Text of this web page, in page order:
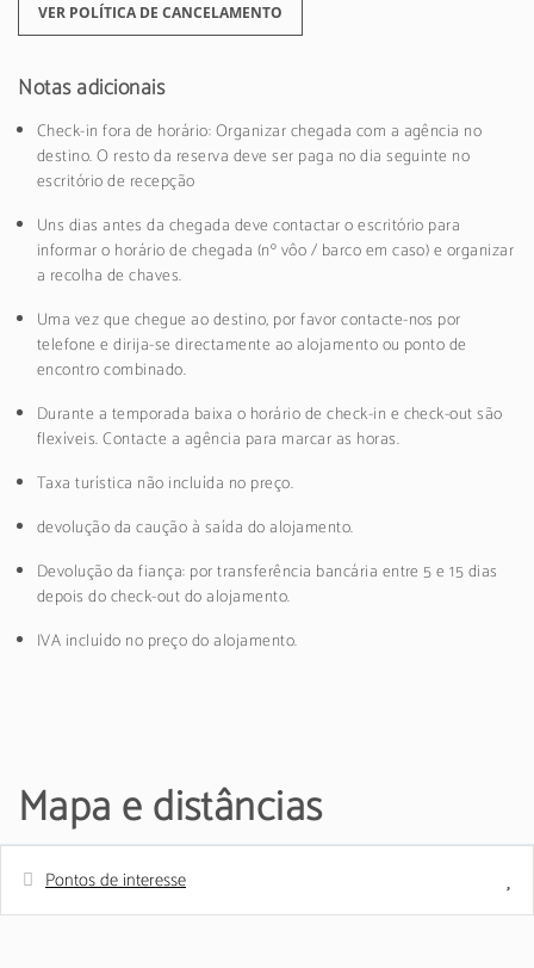
VER POLÍTICA DE CANCELAMENTO
Notas adicionais
Check-in fora de horário: Organizar chegada com a agência no
destino. O resto da reserva deve ser paga no dia seguinte no
escritório de recepção
Uns dias antes da chegada deve contactar o escritório para
informar o horário de chegada (nº vôo / barco em caso) e organizar
a recolha de chaves.
Uma vez que chegue ao destino, por favor contacte-nos por
telefone e dirija-se directamente ao alojamento ou ponto de
encontro combinado.
Durante a temporada baixa o horário de check-in e check-out são
flexíveis. Contacte a agência para marcar as horas.
Taxa turística não incluída no preço.
devolução da caução à saída do alojamento.
Devolução da fiança: por transferência bancária entre 5 e 15 dias
depois do check-out do alojamento.
IVA incluído no preço do alojamento.
Mapa e distâncias
Pontos de interesse